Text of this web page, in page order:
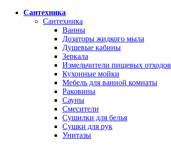
Сантехника
Сантехника
Ванны
Дозаторы жидкого мыла
Душевые кабины
Зеркала
Измельчители пищевых отходов
Кухонные мойки
Мебель для ванной комнаты
Раковины
Сауны
Смесители
Сушилки для белья
Сушки для рук
Унитазы